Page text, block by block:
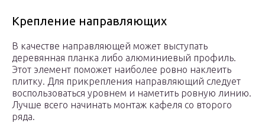
Крепление направляющих
В качестве направляющей может выступать
деревянная планка либо алюминиевый профиль.
Этот элемент поможет наиболее ровно наклеить
плитку. Для прикрепления направляющий следует
воспользоваться уровнем и наметить ровную линию.
Лучше всего начинать монтаж кафеля со второго
ряда.